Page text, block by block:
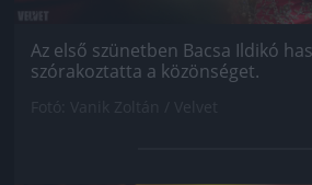
Az első szünetben Bacsa Ildikó
szórakoztatta a közönséget.